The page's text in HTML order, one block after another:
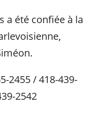
a été confiée à la
2455 / 418-439-
2542